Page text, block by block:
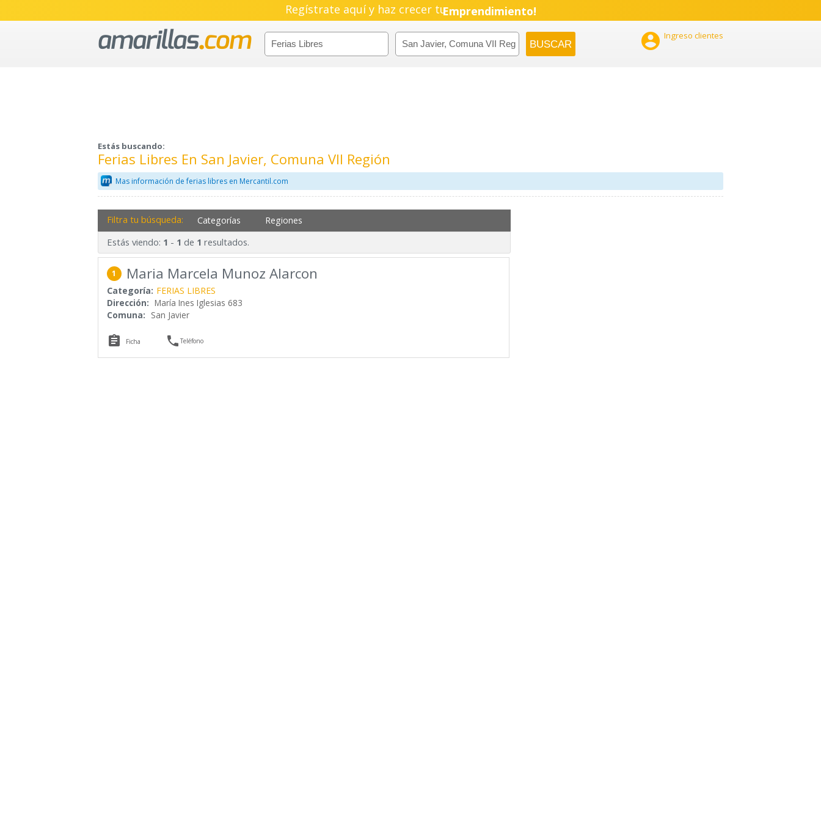
Regístrate aquí y haz crecer tuEmprendimiento!
 Ingreso clientes
Estás buscando:
Ferias Libres En San Javier, Comuna VII Región
Mas información de ferias libres en Mercantil.com
Filtra tu búsqueda: Categorías Regiones
Estás viendo: 1 - 1 de 1 resultados.
1 Maria Marcela Munoz Alarcon
Categoría: FERIAS LIBRES
Dirección: María Ines Iglesias 683
Comuna: San Javier
 Ficha Teléfono